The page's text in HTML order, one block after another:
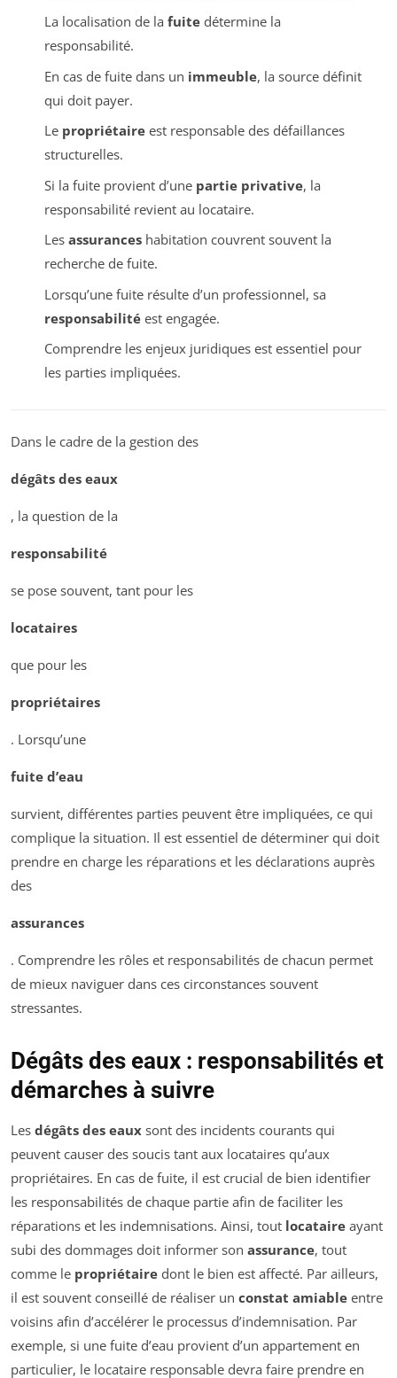
La localisation de la fuitedétermine la
responsabilité.
En cas de fuite dans un immeuble, la source définit
qui doit payer.
Le propriétaireest responsable des défaillances
structurelles.
Si la fuite provient d’une partie privative, la
responsabilité revient au locataire.
Les assuranceshabitation couvrent souvent la
recherche de fuite.
Lorsqu’une fuite résulte d’un professionnel, sa
responsabilitéest engagée.
Comprendre les enjeux juridiques est essentiel pour
les parties impliquées.
Dans le cadre de la gestion des
dégâts des eaux
, la question de la
responsabilité
se pose souvent, tant pour les
locataires
que pour les
propriétaires
. Lorsqu’une
fuite d’eau
survient, différentes parties peuvent être impliquées, ce qui
complique la situation. Il est essentiel de déterminer qui doit
prendre en charge les réparations et les déclarations auprès
des
assurances
. Comprendre les rôles et responsabilités de chacun permet
de mieux naviguer dans ces circonstances souvent
stressantes.
Dégâts des eaux : responsabilités et
démarches à suivre
Les dégâts des eaux sont des incidents courants qui
peuvent causer des soucis tant aux locataires qu’aux
propriétaires. En cas de fuite, il est crucial de bien identifier
les responsabilités de chaque partie afin de faciliter les
réparations et les indemnisations. Ainsi, tout locataire ayant
subi des dommages doit informer son assurance, tout
comme le propriétaire dont le bien est affecté. Par ailleurs,
il est souvent conseillé de réaliser un constat amiable entre
voisins afin d’accélérer le processus d’indemnisation. Par
exemple, si une fuite d’eau provient d’un appartement en
particulier, le locataire responsable devra faire prendre en